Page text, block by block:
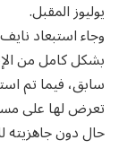
يوليوز المقبل.
وجاء استبعاد
بشكل كامل من
سابق، فيما تم
تعرض لها على
حال دون جاهزيته